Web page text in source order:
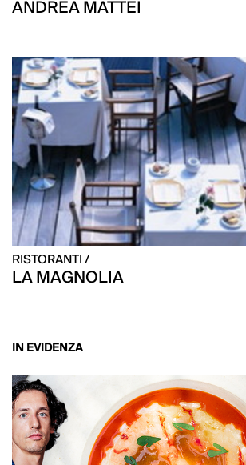
ANDREA MATTEI
RISTORANTI /
LA MAGNOLIA
IN EVIDENZA